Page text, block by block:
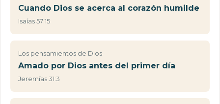
Cuando Dios se acerca al corazón humilde
Isaías 57:15
Los pensamientos de Dios
Amado por Dios antes del primer día
Jeremías 31:3